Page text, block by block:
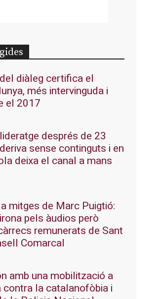
diàleg certifica el
més intervinguda i
el 2017
després de 23
sense continguts i en
deixa el canal a mans
mitges de Marc Puigtió:
pels àudios però
remunerats de Sant
Comarcal
amb una mobilització a
contra la catalanofòbia i